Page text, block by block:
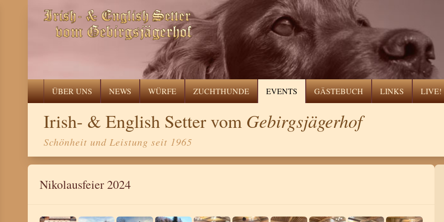
ÜBER UNS NEWS WÜRFE ZUCHTHUNDE EVENTS GÄSTEBUCH LINKS LIVE!
Irish- & English Setter vom Gebirgsjägerhof
Schönheit und Leistung seit 1965
Nikolausfeier 2024